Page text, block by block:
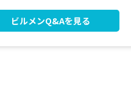
ビルメンQ&Aを見る